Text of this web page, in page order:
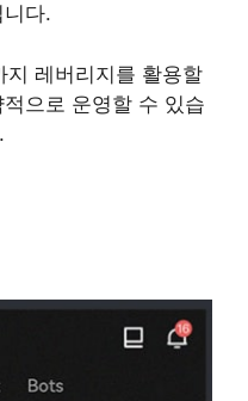
다.
지 레버리지를 활용할
으로 운영할 수 있습